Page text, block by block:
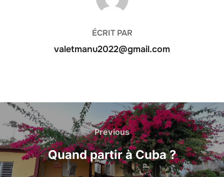
ÉCRIT PAR
valetmanu2022@gmail.com
Navigation
de
l’article
Previous
Previous
Quand partir à Cuba ?